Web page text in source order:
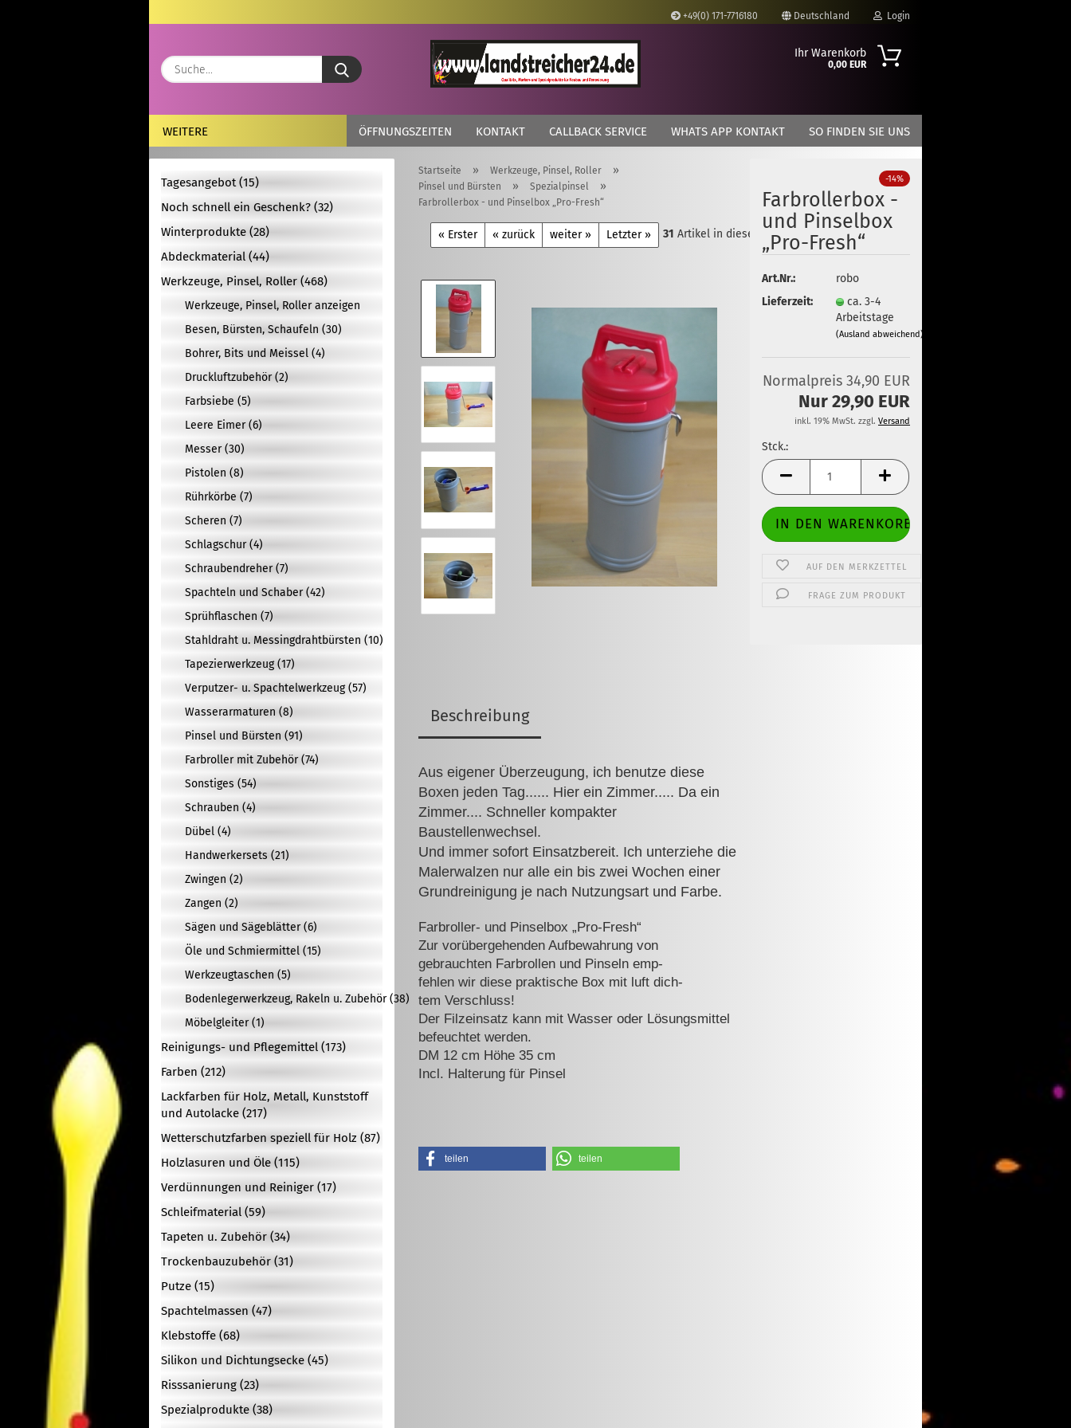
+49(0) 171-7716180 Deutschland
Lieferland
Login
Passwort
Konto erstellen
Passwort vergessen?
Suche...
Ihr Warenkorb
0,00 EUR
ÖFFNUNGSZEITEN KONTAKT CALLBACK SERVICE WHATS APP KONTAKT SO FINDEN SIE UNS
WEITERE
Startseite » Werkzeuge, Pinsel, Roller »
Pinsel und Bürsten » Spezialpinsel »
Farbrollerbox - und Pinselbox „Pro-Fresh“
« Erster « zurück weiter » Letzter » 31 Artikel in dieser Kategorie
-14%
Farbrollerbox -
und Pinselbox
„Pro-Fresh“
Art.Nr.:
robo
Lieferzeit:
ca. 3-4
Arbeitstage
(Ausland abweichend)
Normalpreis 34,90 EUR
Nur 29,90 EUR
inkl. 19% MwSt. zzgl. Versand
Stck.:
Stck.
AUF DEN MERKZETTEL
FRAGE ZUM PRODUKT
Beschreibung
Aus eigener Überzeugung, ich benutze diese
Boxen jeden Tag...... Hier ein Zimmer..... Da ein
Zimmer.... Schneller kompakter
Baustellenwechsel.
Und immer sofort Einsatzbereit. Ich unterziehe die
Malerwalzen nur alle ein bis zwei Wochen einer
Grundreinigung je nach Nutzungsart und Farbe.
Farbroller- und Pinselbox „Pro-Fresh“
Zur vorübergehenden Aufbewahrung von
gebrauchten Farbrollen und Pinseln emp-
fehlen wir diese praktische Box mit luft dich-
tem Verschluss!
Der Filzeinsatz kann mit Wasser oder Lösungsmittel
befeuchtet werden.
DM 12 cm Höhe 35 cm
Incl. Halterung für Pinsel
teilen teilen
Tagesangebot (15)
Noch schnell ein Geschenk? (32)
Winterprodukte (28)
Abdeckmaterial (44)
Werkzeuge, Pinsel, Roller (468)
Werkzeuge, Pinsel, Roller anzeigen
Besen, Bürsten, Schaufeln (30)
Bohrer, Bits und Meissel (4)
Druckluftzubehör (2)
Farbsiebe (5)
Leere Eimer (6)
Messer (30)
Pistolen (8)
Rührkörbe (7)
Scheren (7)
Schlagschur (4)
Schraubendreher (7)
Spachteln und Schaber (42)
Sprühflaschen (7)
Stahldraht u. Messingdrahtbürsten (10)
Tapezierwerkzeug (17)
Verputzer- u. Spachtelwerkzeug (57)
Wasserarmaturen (8)
Pinsel und Bürsten (91)
Farbroller mit Zubehör (74)
Sonstiges (54)
Schrauben (4)
Dübel (4)
Handwerkersets (21)
Zwingen (2)
Zangen (2)
Sägen und Sägeblätter (6)
Öle und Schmiermittel (15)
Werkzeugtaschen (5)
Bodenlegerwerkzeug, Rakeln u. Zubehör (38)
Möbelgleiter (1)
Reinigungs- und Pflegemittel (173)
Farben (212)
Lackfarben für Holz, Metall, Kunststoff
und Autolacke (217)
Wetterschutzfarben speziell für Holz (87)
Holzlasuren und Öle (115)
Verdünnungen und Reiniger (17)
Schleifmaterial (59)
Tapeten u. Zubehör (34)
Trockenbauzubehör (31)
Putze (15)
Spachtelmassen (47)
Klebstoffe (68)
Silikon und Dichtungsecke (45)
Risssanierung (23)
Spezialprodukte (38)